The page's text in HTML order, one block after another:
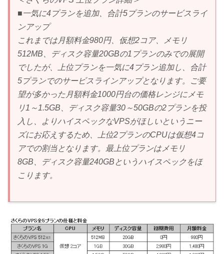
■一気に4プランを追加、合計5プランのサービスライ
ンアップ
これまでは月額料金980円、仮想2コア、メモリ
512MB、ディスク容量20GBの1プランのみでの展開
でしたが、上位プランを一気に4プラン追加し、合計
5プランでのサービスラインアップとなります。ご要
望が多かった月額料金1000円台の価格レンジにメモ
リ1～1.5GB、ディスク容量30～50GBの2プランを投
入し、よりハイスペックなVPSがほしいというニー
ズにお応えするため、上位2プランのCPUは仮想4コ
アでの割当となります。最上位プランはメモリ
8GB、ディスク容量240GBというハイスペックをほ
こります。